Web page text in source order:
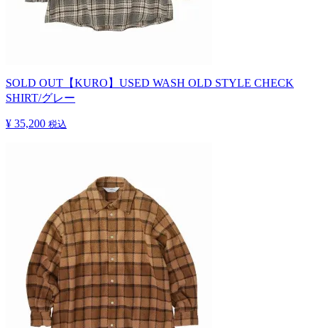
SOLD OUT 【KURO】USED WASH OLD STYLE CHECK
SHIRT/グレー
¥ 35,200 税込